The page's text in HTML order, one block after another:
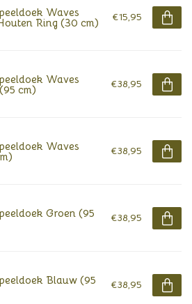
Waves
Ring (30 cm) €15,95
Waves
cm) €38,95
Waves €38,95
Groen (95 €38,95
Blauw (95 €38,95